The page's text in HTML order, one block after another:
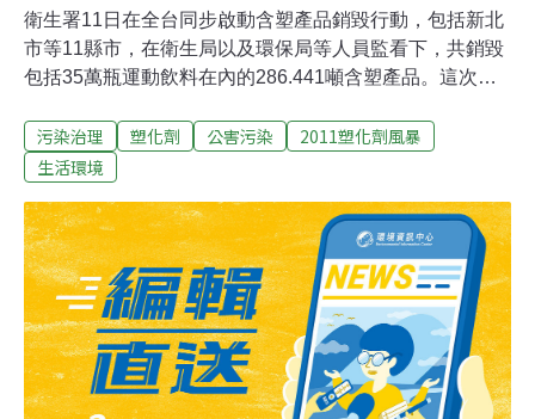
衛生署11日在全台同步啟動含塑產品銷毀行動，包括新北
市等11縣市，在衛生局以及環保局等人員監看下，共銷毀
包括35萬瓶運動飲料在內的286.441噸含塑產品。這次各
水處理廠處理，固體則進焚化爐燒毀。衛生署強調，所有
查封及下架產品都會依環保署建議方式處理，不會再回流
影響廠商數共計有426家、受波及產品高達965項。最新公
布的受影響產品名單包括皇品國際企業股份有限公司的黃
金果園卡布奇諾專用奶精粉，以及黃金果園絲襪奶茶；三
友生技醫藥股份有限公司的長衛伴侶、衛長康、益菌博
士、營養多菌以及全家乳酸菌等，甚至傳出有釣具行進起
雲劑原來是用來做釣餌。
污染治理 塑化劑 公害污染
2011塑化劑風暴
生活環境